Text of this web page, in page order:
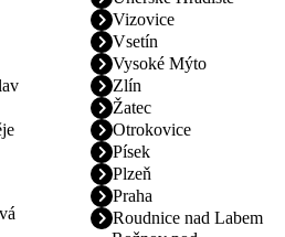
Vizovice
Vsetín
Vysoké Mýto
Zlín
Žatec
Otrokovice
Písek
Plzeň
Praha
Roudnice nad Labem